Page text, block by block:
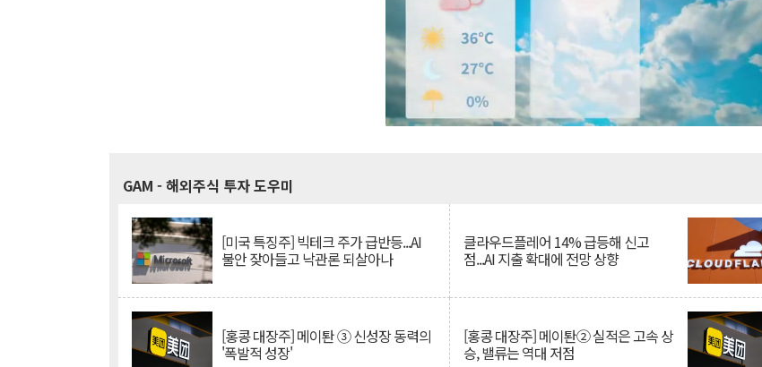
GAM - 해외주식 투자 도우미
[미국 특징주] 빅테크 주가 급반등...AI
불안 잦아들고 낙관론 되살아나
클라우드플레어 14% 급등해 신고
점...AI 지출 확대에 전망 상향
[홍콩 대장주] 메이퇀 ③ 신성장 동력의
'폭발적 성장'
[홍콩 대장주] 메이퇀② 실적은 고속 상
승, 밸류는 역대 저점